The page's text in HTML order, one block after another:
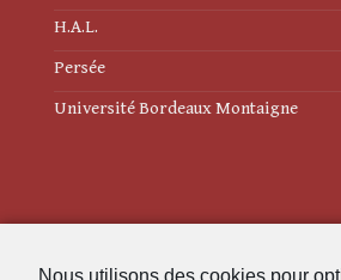
Nous utilisons des cookies pour
H.A.L.
Persée
Université Bordeaux Montaigne